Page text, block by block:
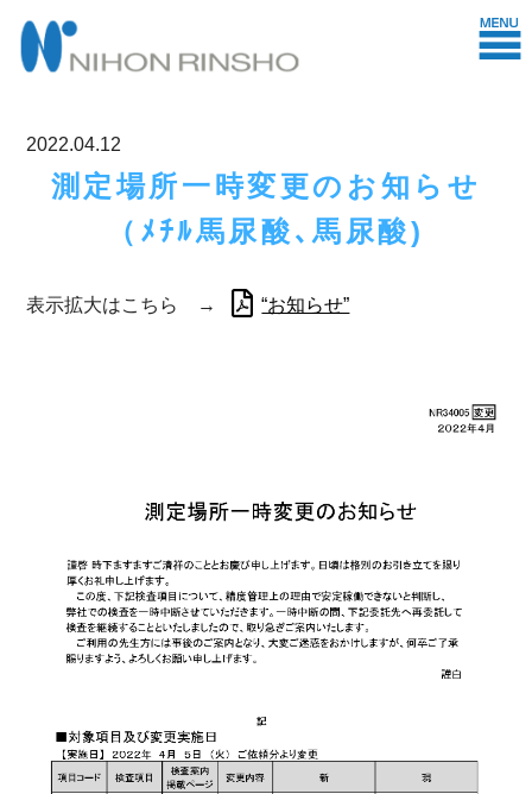
2022.04.12
測定場所一時変更のお知らせ
（ﾒﾁﾙ馬尿酸､馬尿酸)
表示拡大はこちら → “お知らせ”